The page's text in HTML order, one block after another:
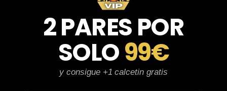
★
ESPECTACULARES
Total control del pedido, te avisan si hay algún problema con el
modelo elegido, empaquetado perfecto con caja original y
2 PARES POR
SOLO99€
y consigue +1 calcetin gratis